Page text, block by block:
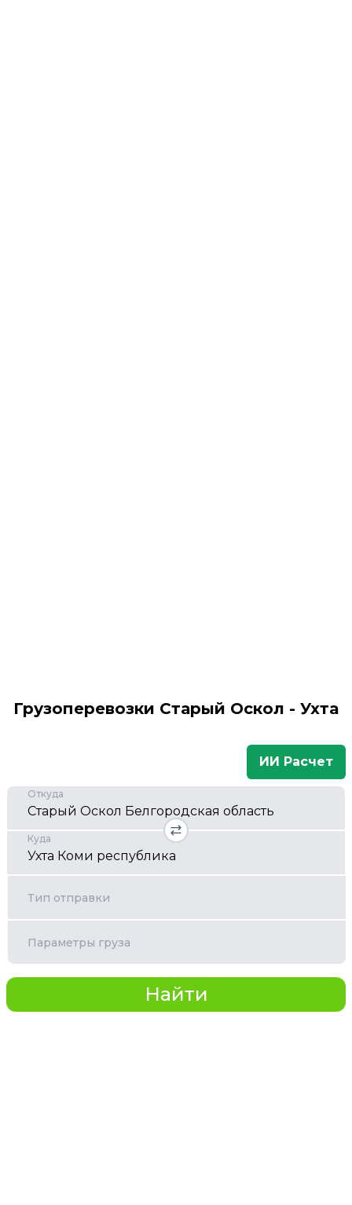
Грузоперевозки Старый Оскол - Ухта
ИИ Расчет
Откуда
Куда
Тип отправки
Параметры груза
Найти